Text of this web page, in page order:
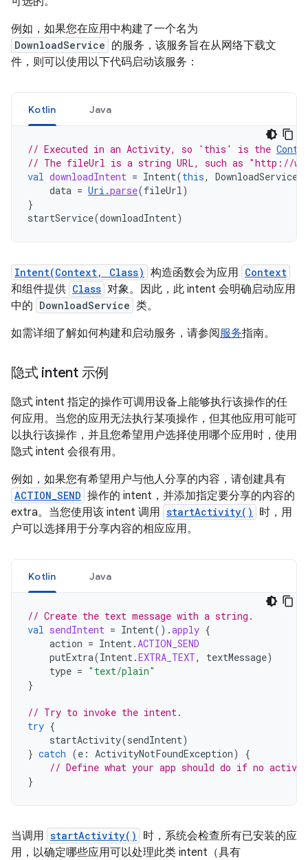
例如，如果您在应用中构建了一个名为
DownloadService 的服务，该服务旨在从网络下载文
件，则可以使用以下代码启动该服务：
Kotlin Java
// Executed in an Activity, so 'this' is the
// The fileUrl is a string URL, such as "http://
val downloadIntent = Intent(this, DownloadService
data = Uri .parse(fileUrl)
}
startService(downloadIntent)
Intent(Context, Class) 构造函数会为应用 Context
和组件提供 Class 对象。因此，此 intent 会明确启动应用
中的 DownloadService 类。
如需详细了解如何构建和启动服务，请参阅服务指南。
隐式 intent 示例
隐式 intent 指定的操作可调用设备上能够执行该操作的任
何应用。当您的应用无法执行某项操作，但其他应用可能可
以执行该操作，并且您希望用户选择使用哪个应用时，使用
隐式 intent 会很有用。
例如，如果您有希望用户与他人分享的内容，请创建具有
ACTION_SEND 操作的 intent，并添加指定要分享的内容的
extra。当您使用该 intent 调用 startActivity()
时，用
户可以选择用于分享内容的相应应用。
Kotlin Java
// Create the text message with a string.
val sendIntent = Intent().apply {
action = Intent.ACTION_SEND
putExtra(Intent.EXTRA_TEXT, textMessage)
type = "text/plain"
}
// Try to invoke the intent.
try {
startActivity(sendIntent)
} catch (e : ActivityNotFoundException)
{
// Define what your app should do if no
}
当调用 startActivity()
时，系统会检查所有已安装的应
用，以确定哪些应用可以处理此类 intent（具有